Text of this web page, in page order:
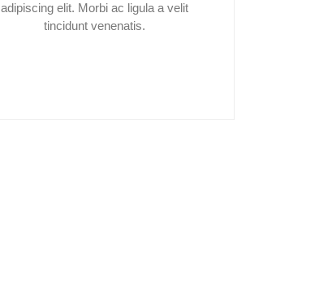
adipiscing elit. Morbi ac ligula a velit
tincidunt venenatis.